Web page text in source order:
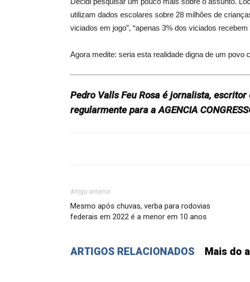
utilizam dados escolares sobre 28 milhões de
viciados em jogo”, “apenas 3% dos viciados
Agora medite: seria esta realidade digna de um povo
Pedro Valls Feu Rosa é jornalista, escritor
regularmente para a AGENCIA
Artigo anterior
Mesmo após chuvas, verba para rodovias
federais em 2022 é a menor em 10 anos
ARTIGOS RELACIONADOS Mais do